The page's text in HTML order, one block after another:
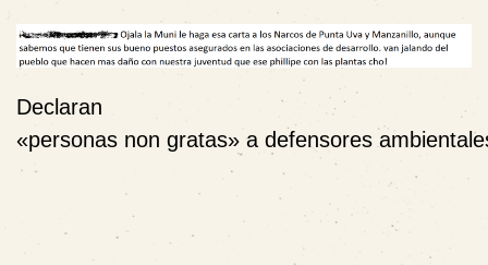
Declaran
«personas non gratas» a defensores